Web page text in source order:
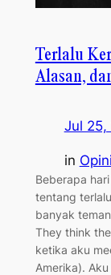
Terlalu
Alasan,
Jul 25,
in
Beberapa
tentang
banyak
They think
ketika aku
Amerika).